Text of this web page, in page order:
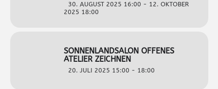
30. AUGUST 2025 16:00 - 12. OKTOBER
2025 18:00
SONNENLANDSALON OFFENES
ATELIER ZEICHNEN
20. JULI 2025 15:00 - 18:00